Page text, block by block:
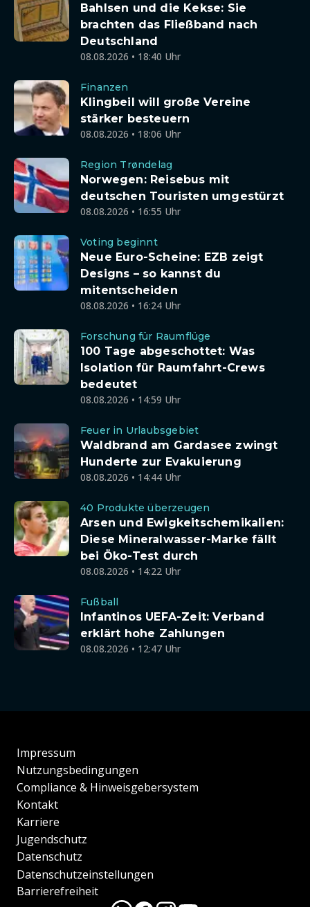
Bahlsen und die Kekse: Sie
brachten das Fließband nach
Deutschland
08.08.2026 • 18:40 Uhr
Finanzen
Klingbeil will große Vereine
stärker besteuern
08.08.2026 • 18:06 Uhr
Region Trøndelag
Norwegen: Reisebus mit
deutschen Touristen umgestürzt
08.08.2026 • 16:55 Uhr
Voting beginnt
Neue Euro-Scheine: EZB zeigt
Designs – so kannst du
mitentscheiden
08.08.2026 • 16:24 Uhr
Forschung für Raumflüge
100 Tage abgeschottet: Was
Isolation für Raumfahrt-Crews
bedeutet
08.08.2026 • 14:59 Uhr
Feuer in Urlaubsgebiet
Waldbrand am Gardasee zwingt
Hunderte zur Evakuierung
08.08.2026 • 14:44 Uhr
40 Produkte überzeugen
Arsen und Ewigkeitschemikalien:
Diese Mineralwasser-Marke fällt
bei Öko-Test durch
08.08.2026 • 14:22 Uhr
Fußball
Infantinos UEFA-Zeit: Verband
erklärt hohe Zahlungen
08.08.2026 • 12:47 Uhr
Impressum
Nutzungsbedingungen
Compliance & Hinweisgebersystem
Kontakt
Karriere
Jugendschutz
Datenschutz
Datenschutzeinstellungen
Barrierefreiheit